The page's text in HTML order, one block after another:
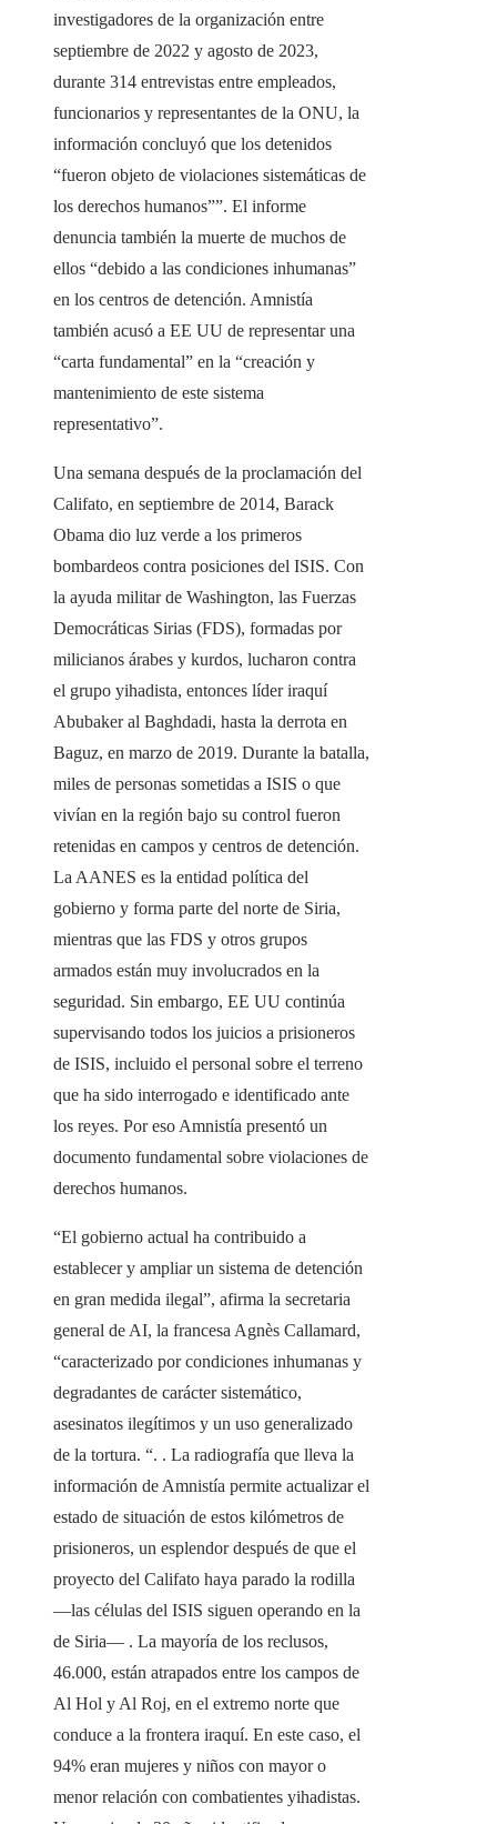
investigadores de la organización entre
septiembre de 2022 y agosto de 2023,
durante 314 entrevistas entre empleados,
funcionarios y representantes de la ONU, la
información concluyó que los detenidos
“fueron objeto de violaciones sistemáticas de
los derechos humanos””. El informe
denuncia también la muerte de muchos de
ellos “debido a las condiciones inhumanas”
en los centros de detención. Amnistía
también acusó a EE UU de representar una
“carta fundamental” en la “creación y
mantenimiento de este sistema
representativo”.
Una semana después de la proclamación del
Califato, en septiembre de 2014, Barack
Obama dio luz verde a los primeros
bombardeos contra posiciones del ISIS. Con
la ayuda militar de Washington, las Fuerzas
Democráticas Sirias (FDS), formadas por
milicianos árabes y kurdos, lucharon contra
el grupo yihadista, entonces líder iraquí
Abubaker al Baghdadi, hasta la derrota en
Baguz, en marzo de 2019. Durante la batalla,
miles de personas sometidas a ISIS o que
vivían en la región bajo su control fueron
retenidas en campos y centros de detención.
La AANES es la entidad política del
gobierno y forma parte del norte de Siria,
mientras que las FDS y otros grupos
armados están muy involucrados en la
seguridad. Sin embargo, EE UU continúa
supervisando todos los juicios a prisioneros
de ISIS, incluido el personal sobre el terreno
que ha sido interrogado e identificado ante
los reyes. Por eso Amnistía presentó un
documento fundamental sobre violaciones de
derechos humanos.
“El gobierno actual ha contribuido a
establecer y ampliar un sistema de detención
en gran medida ilegal”, afirma la secretaria
general de AI, la francesa Agnès Callamard,
“caracterizado por condiciones inhumanas y
degradantes de carácter sistemático,
asesinatos ilegítimos y un uso generalizado
de la tortura. “. . La radiografía que lleva la
información de Amnistía permite actualizar el
estado de situación de estos kilómetros de
prisioneros, un esplendor después de que el
proyecto del Califato haya parado la rodilla
—las células del ISIS siguen operando en la
de Siria— . La mayoría de los reclusos,
46.000, están atrapados entre los campos de
Al Hol y Al Roj, en el extremo norte que
conduce a la frontera iraquí. En este caso, el
94% eran mujeres y niños con mayor o
menor relación con combatientes yihadistas.